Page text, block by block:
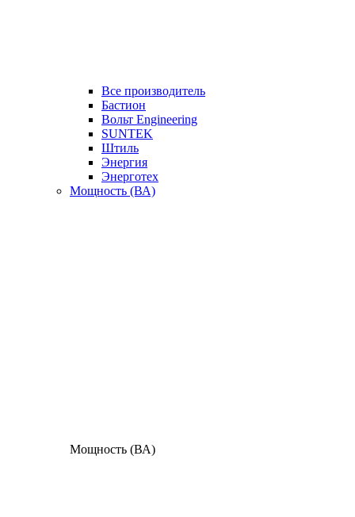
Все производитель
Бастион
Вольт Engineering
SUNTEK
Штиль
Энергия
Энерготех
Мощность (ВА)
Мощность (ВА)